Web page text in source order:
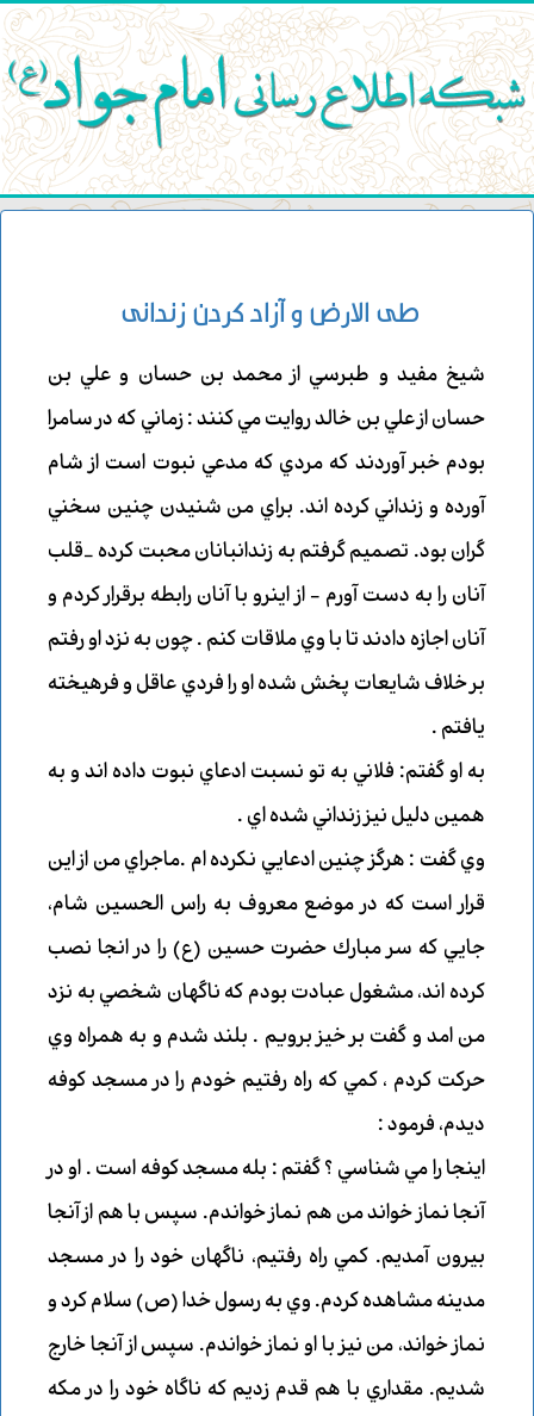
طي الارض و آزاد كردن زنداني
شيخ مفيد و طبرسي از محمد بن حسان و علي بن
حسان از علي بن خالد روايت مي كنند : زماني كه در سامرا
بودم خبر آوردند كه مردي كه مدعي نبوت است از شام
آورده و زنداني كرده اند. براي من شنيدن چنين سخني
گران بود. تصميم گرفتم به زندانبانان محبت كرده _قلب
آنان را به دست آورم - از اينرو با آنان رابطه برقرار كردم و
آنان اجازه دادند تا با وي ملاقات كنم . چون به نزد او رفتم
بر خلاف شايعات پخش شده او را فردي عاقل و فرهيخته
يافتم .
به او گفتم: فلاني به تو نسبت ادعاي نبوت داده اند و به
همين دليل نيز زنداني شده اي .
وي گفت : هرگز چنين ادعايي نكرده ام .ماجراي من از اين
قرار است كه در موضع معروف به راس الحسين شام،
جايي كه سر مبارك حضرت حسين (ع) را در انجا نصب
كرده اند، مشغول عبادت بودم كه ناگهان شخصي به نزد
من امد و گفت بر خيز برويم . بلند شدم و به همراه وي
حركت كردم ، كمي كه راه رفتيم خودم را در مسجد كوفه
ديدم، فرمود :
اينجا را مي شناسي ؟ گفتم : بله مسجد كوفه است . او در
آنجا نماز خواند من هم نماز خواندم. سپس با هم از آنجا
بيرون آمديم. كمي راه رفتيم، ناگهان خود را در مسجد
مدينه مشاهده كردم. وي به رسول خدا (ص) سلام كرد و
نماز خواند، من نيز با او نماز خواندم. سپس از آنجا خارج
شديم. مقداري با هم قدم زديم كه ناگاه خود را در مكه